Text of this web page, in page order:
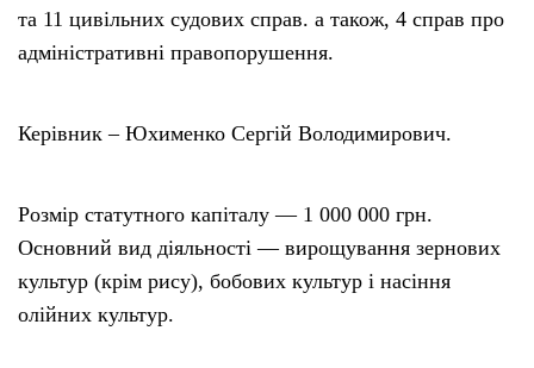
та 11 цивільних судових справ. а також, 4 справ про
адміністративні правопорушення.
Керівник – Юхименко Сергій Володимирович.
Розмір статутного капіталу — 1 000 000 грн.
Основний вид діяльності — вирощування зернових
культур (крім рису), бобових культур і насіння
олійних культур.